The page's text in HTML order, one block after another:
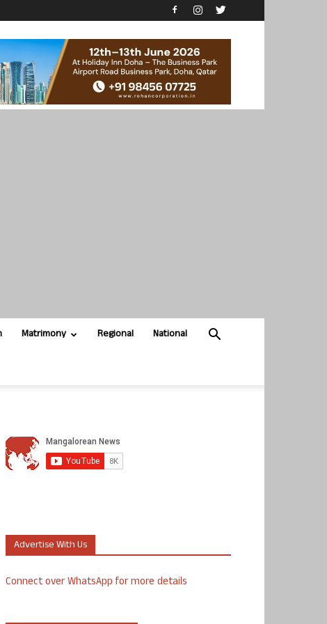
Matrimony Regional National
Advertise With Us
Connect over WhatsApp for more details